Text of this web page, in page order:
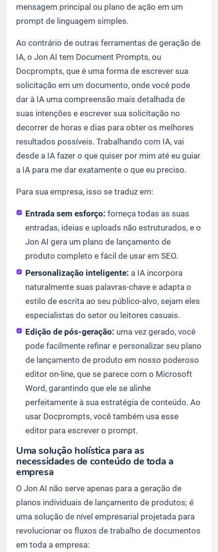
mensagem principal ou plano de ação em um
prompt de linguagem simples.
Ao contrário de outras ferramentas de geração de
IA, o Jon AI tem Document Prompts, ou
Docprompts, que é uma forma de escrever sua
solicitação em um documento, onde você pode
dar à IA uma compreensão mais detalhada de
suas intenções e escrever sua solicitação no
decorrer de horas e dias para obter os melhores
resultados possíveis. Trabalhando com IA, vai
desde a IA fazer o que quiser por mim até eu guiar
a IA para me dar exatamente o que eu preciso.
Para sua empresa, isso se traduz em:
Entrada sem esforço: forneça todas as suas
entradas, ideias e uploads não estruturados, e o
Jon AI gera um plano de lançamento de
produto completo e fácil de usar em SEO.
Personalização inteligente: a IA incorpora
naturalmente suas palavras-chave e adapta o
estilo de escrita ao seu público-alvo, sejam eles
especialistas do setor ou leitores casuais.
Edição de pós-geração: uma vez gerado, você
pode facilmente refinar e personalizar seu plano
de lançamento de produto em nosso poderoso
editor on-line, que se parece com o Microsoft
Word, garantindo que ele se alinhe
perfeitamente à sua estratégia de conteúdo. Ao
usar Docprompts, você também usa esse
editor para escrever o prompt.
Uma solução holística para as
necessidades de conteúdo de toda a
empresa
O Jon AI não serve apenas para a geração de
planos individuais de lançamento de produtos; é
uma solução de nível empresarial projetada para
revolucionar os fluxos de trabalho de documentos
em toda a empresa: